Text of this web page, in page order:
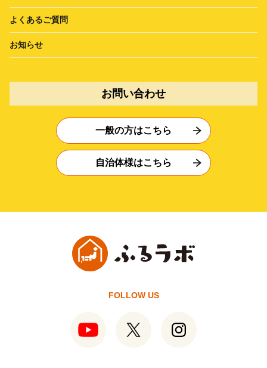
よくあるご質問
お知らせ
お問い合わせ
一般の方はこちら
自治体様はこちら
FOLLOW US